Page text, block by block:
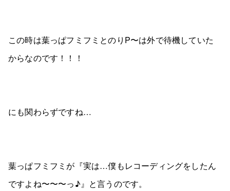
この時は葉っぱフミフミとのりP〜は外で待機していた
からなのです！！！
にも関わらずですね…
葉っぱフミフミが『実は…僕もレコーディングをしたん
ですよね〜〜〜っ♪』と言うのです。